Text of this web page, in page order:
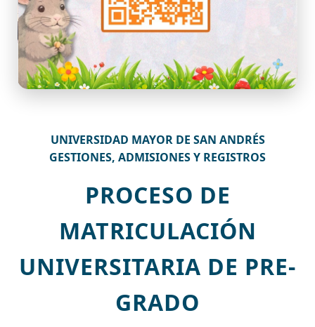
UNIVERSIDAD MAYOR DE SAN ANDRÉS
GESTIONES, ADMISIONES Y REGISTROS
PROCESO DE
MATRICULACIÓN
UNIVERSITARIA DE PRE-
GRADO